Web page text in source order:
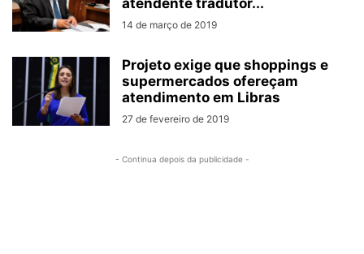
atendente tradutor...
14 de março de 2019
Projeto exige que shoppings e
supermercados ofereçam
atendimento em Libras
27 de fevereiro de 2019
- Continua depois da publicidade -